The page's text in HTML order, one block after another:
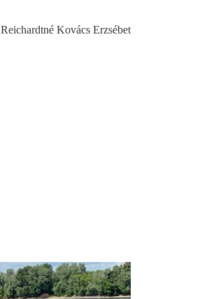
Reichardtné Kovács Erzsébet